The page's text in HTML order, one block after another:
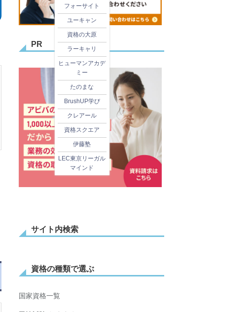
フォーサイト
ユーキャン
資格の大原
ラーキャリ
ヒューマンアカデ
ミー
たのまな
BrushUP学び
クレアール
資格スクエア
伊藤塾
LEC東京リーガル
マインド
PR
サイト内検索
資格の種類で選ぶ
国家資格一覧